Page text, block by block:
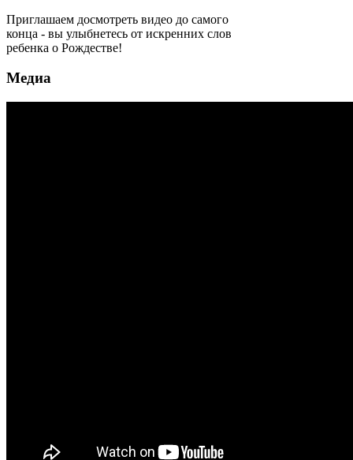
Приглашаем досмотреть видео до самого
конца - вы улыбнетесь от искренних слов
ребенка о Рождестве!
Медиа